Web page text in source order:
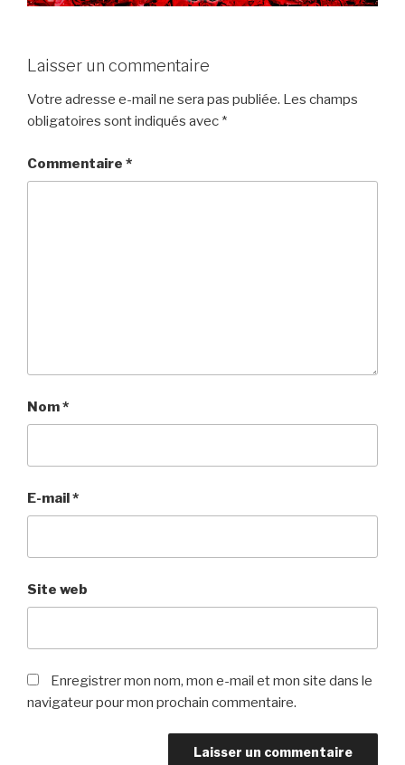
Laisser un commentaire
Votre adresse e-mail ne sera pas publiée. Les champs
obligatoires sont indiqués avec *
Commentaire *
Nom*
E-mail*
Site web
Enregistrer mon nom, mon e-mail et mon site dans le
navigateur pour mon prochain commentaire.